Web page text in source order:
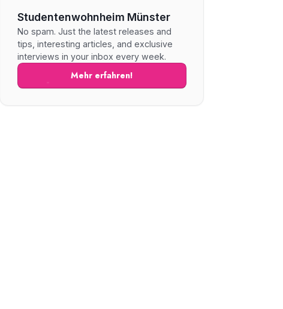
Studentenwohnheim Münster
No spam. Just the latest releases and
tips, interesting articles, and exclusive
interviews in your inbox every week.
Mehr erfahren!